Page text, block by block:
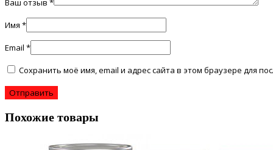
Ваш отзыв *
Имя *
Email *
Сохранить моё имя, email и адрес сайта в этом браузере для
Похожие товары